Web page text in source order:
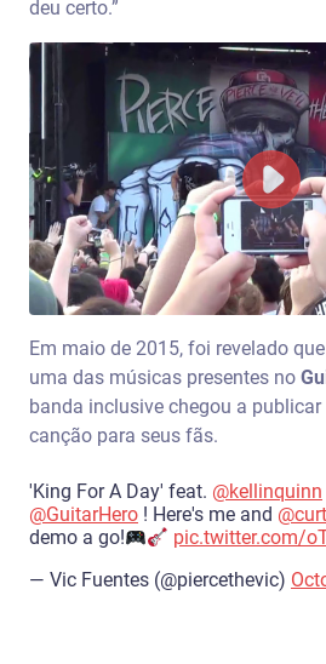
deu certo.”
Em maio de 2015, foi revelado que
uma das músicas presentes ​​no
banda inclusive chegou a
canção para seus fãs.
'King For A Day' feat. @kellinquinn
@GuitarHero ! Here's me and
demo a go!
pic.twitter.com/
— Vic Fuentes (@piercethevic)